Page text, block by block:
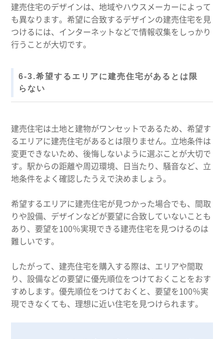
建売住宅のデザインは、地域やハウスメーカーによって
も異なります。希望に合致するデザインの建売住宅を見
つけるには、インターネットなどで情報収集をしっかり
行うことが大切です。
6-3.希望するエリアに建売住宅があるとは限
らない
建売住宅は土地と建物がワンセットであるため、希望す
るエリアに建売住宅があるとは限りません。立地条件は
変更できないため、後悔しないように選ぶことが大切で
す。駅からの距離や周辺環境、日当たり、騒音など、立
地条件をよく確認したうえで決めましょう。
希望するエリアに建売住宅が見つかった場合でも、間取
りや設備、デザインなどが要望に合致していないことも
あり、要望を100％実現できる建売住宅を見つけるのは
難しいです。
したがって、建売住宅を購入する際は、エリアや間取
り、設備などの要望に優先順位をつけておくことをおす
すめします。優先順位をつけておくと、要望を100％実
現できなくても、理想に近い住宅を見つけられます。